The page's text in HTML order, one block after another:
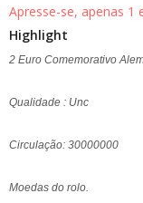
Apresse-se, apenas 1
Highlight
2 Euro Comemorativo
Qualidade : Unc
Circulação: 30000000
Moedas do rolo.